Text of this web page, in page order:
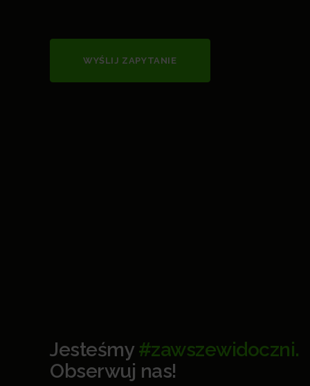
WYŚLIJ ZAPYTANIE
Jesteśmy #zawszewidoczni.
Obserwuj nas!